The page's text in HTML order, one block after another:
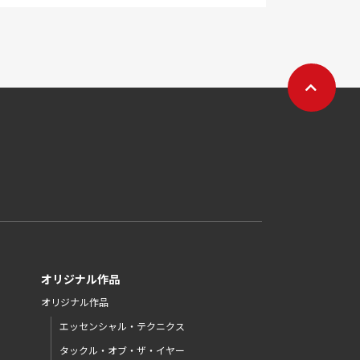
オリジナル作品
オリジナル作品
エッセンシャル・テクニクス
タックル・オブ・ザ・イヤー